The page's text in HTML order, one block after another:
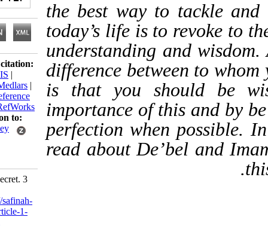
the best way to
today’s life is to
understanding and
difference between to
is that you should
importance of this
perfection when
read about De’bel
Download citation:
BibTeX
RIS|
EndNote
Medlars|
ProCite
Reference
Manager
RefWorks
Send citation to:
Mendeley
Kalhor F. Secret. 3
URL:http://safinah-
al-nejat.ir/article-1-